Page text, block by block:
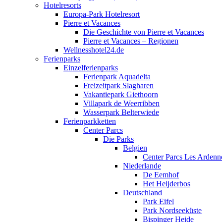
Hotelresorts
Europa-Park Hotelresort
Pierre et Vacances
Die Geschichte von Pierre et Vacances
Pierre et Vacances – Regionen
Wellnesshotel24.de
Ferienparks
Einzelferienparks
Ferienpark Aquadelta
Freizeitpark Slagharen
Vakantiepark Giethoorn
Villapark de Weerribben
Wasserpark Belterwiede
Ferienparkketten
Center Parcs
Die Parks
Belgien
Center Parcs Les
Niederlande
De Eemhof
Het Heijderbos
Deutschland
Park Eifel
Park Nordseeküste
Bispinger Heide